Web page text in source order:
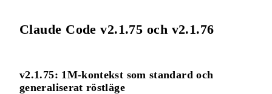
Claude Code v2.1.75 och v2.1.76
v2.1.75: 1M‑kontekst som standard och
generaliserat röstläge